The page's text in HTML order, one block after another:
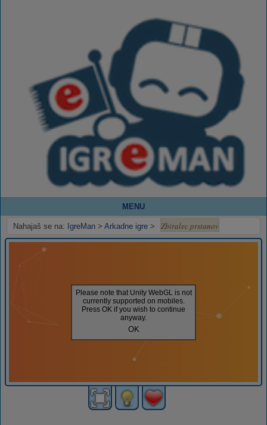
MENU
Nahajaš se na: IgreMan > Arkadne igre > Zbiralec prstanov